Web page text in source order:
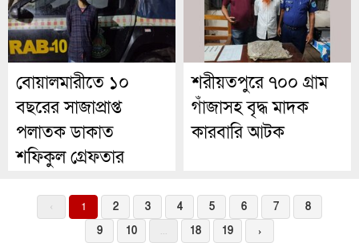
বোয়ালমারীতে ১০
বছরের সাজাপ্রাপ্ত
পলাতক ডাকাত
শফিকুল গ্রেফতার
শরীয়তপুরে ৭০০ গ্রাম
গাঁজাসহ বৃদ্ধ মাদক
কারবারি আটক
‹ 1 2 3 4 5 6 7
8
9
10 ... 18 19 ›